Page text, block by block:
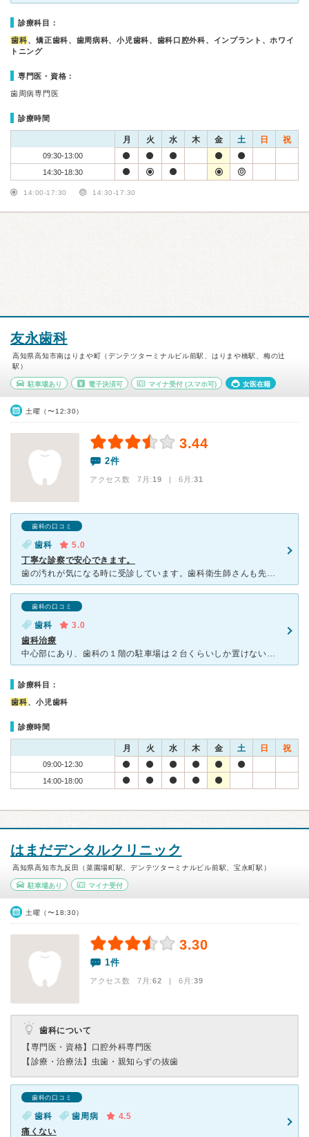
診療科目：
歯科、矯正歯科、歯周病科、小児歯科、歯科口腔外科、インプラント、ホワイ
トニング
専門医・資格：
歯周病専門医
診療時間
月 火 水 木 金 土 日 祝
09:30-13:00
14:30-18:30
14:00-17:30 14:30-17:30
友永歯科
高知県高知市南はりまや町（デンテツターミナルビル前駅、はりまや橋駅、梅の辻
駅）
駐車場あり 電子決済可 マイナ受付 (スマホ可) 女医在籍
土曜（〜12:30）
3.44
2件
アクセス数 7月:19 | 6月:31
歯科の口コミ
歯科
5.0
丁寧な診察で安心できます。
歯の汚れが気になる時に受診しています。歯科衛生師さんも先生もとても丁寧に状態を説明してくださり、安心して通うことが出来ています。歯に汚れがつきにくくなるような歯の磨き方を実際に指導してくださるのですが
歯科の口コミ
歯科
3.0
歯科治療
中心部にあり、歯科の１階の駐車場は２台くらいしか置けないため、 大抵コインパーキングにとめることになります。 予約システムが変わっていて、午前か午後という大雑把な予約で 時間に縛られることが
診療科目：
歯科、小児歯科
診療時間
月 火 水 木 金 土 日 祝
09:00-12:30
14:00-18:00
はまだデンタルクリニック
高知県高知市九反田（菜園場町駅、デンテツターミナルビル前駅、宝永町駅）
駐車場あり マイナ受付
土曜（〜18:30）
3.30
1件
アクセス数 7月:62 | 6月:39
歯科について
【専門医・資格】 口腔外科専門医
【診療・治療法】 虫歯・親知らずの抜歯
歯科の口コミ
歯科 歯周病
4.5
痛くない